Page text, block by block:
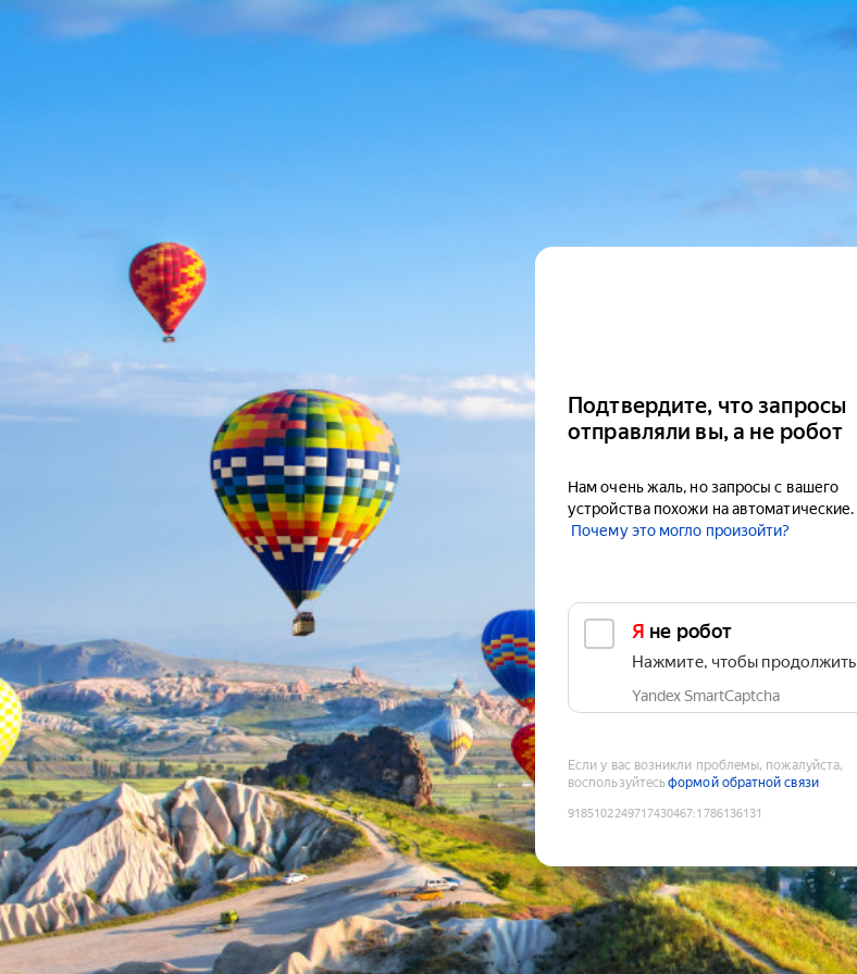
Подтвердите, что запросы
отправляли вы, а не робот
Нам очень жаль, но запросы с вашего
устройства похожи на автоматические.
Почему это могло произойти?
Я не робот
Нажмите, чтобы продолжить
Yandex SmartCaptcha
Если у вас возникли проблемы, пожалуйста,
воспользуйтесьформой обратной связи
9185102249717430467:1786136131